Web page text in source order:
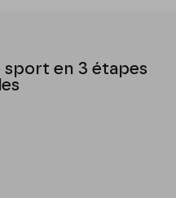
en 3 étapes